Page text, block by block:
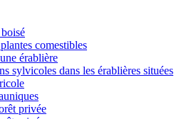
comestibles
érablière
sylvicoles dans les érablières situées
privée